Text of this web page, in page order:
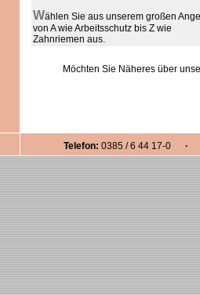
Wählen Sie aus unserem großen
von A wie Arbeitsschutz bis Z wie
Zahnriemen aus.
Möchten Sie Näheres über
Telefon: 0385 / 6 44 17-0 ·